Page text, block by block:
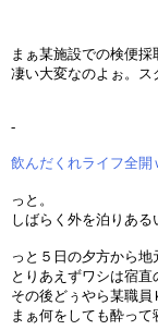
まぁ某施設での検便採
凄い大変なのよぉ。ス
-
飲んだくれライフ全開
っと。
しばらく外を泊りある
っと５日の夕方から
とりあえずワシは宿直
その後どぅやら某職員
まぁ何をしても酔って